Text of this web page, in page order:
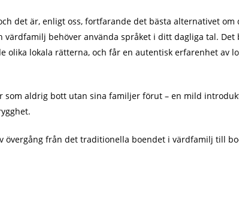
det är, enligt oss, fortfarande det bästa alternativet
värdfamilj behöver använda språket i ditt dagliga tal.
olika lokala rätterna, och får en autentisk erfarenhet av
aldrig bott utan sina familjer förut – en mild
övergång från det traditionella boendet i värdfamilj till